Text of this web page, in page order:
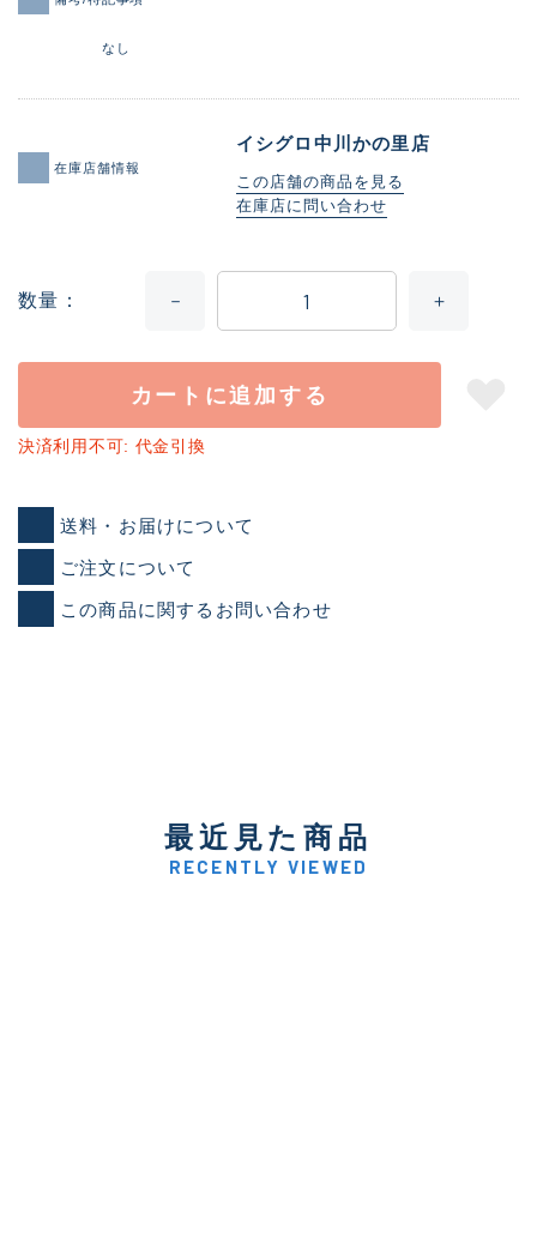
なし
在庫店舗情報
イシグロ中川かの里店
この店舗の商品を見る
在庫店に問い合わせ
数量
カートに追加する
決済利用不可: 代金引換
送料・お届けについて
ご注文について
この商品に関するお問い合わせ
最近見た商品
RECENTLY VIEWED